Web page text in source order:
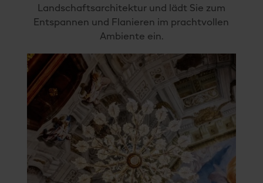
Landschaftsarchitektur und lädt Sie zum
Entspannen und Flanieren im prachtvollen
Ambiente ein.